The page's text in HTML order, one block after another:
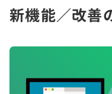
新機能／改善